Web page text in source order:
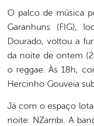
O palco de música
Garanhuns (FIG),
Dourado, voltou a
da noite de ontem
o reggae. Às 18h,
Hercinho Gouveia
Já com o espaço
noite: NZambi. A